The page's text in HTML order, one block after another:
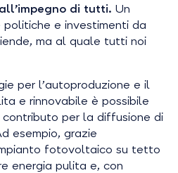
di tutti. Un
politiche e investimenti da
ma al quale tutti noi
per l’autoproduzione e il
e rinnovabile è possibile
per la diffusione di
esempio, grazie
fotovoltaico su tetto
energia pulita e, con